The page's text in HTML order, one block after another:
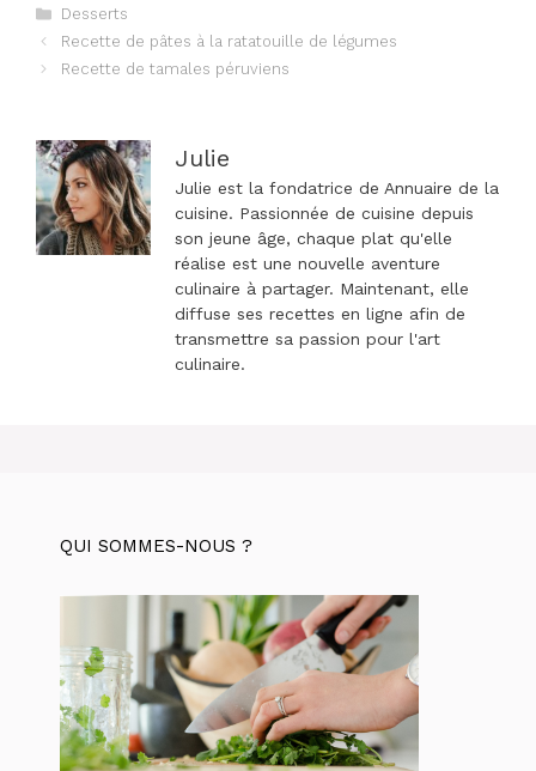
Catégories
Desserts
Navigation
des
Recette de pâtes à la ratatouille de légumes
Recette de tamales péruviens
Julie
Julie est la fondatrice de Annuaire de la
cuisine. Passionnée de cuisine depuis
son jeune âge, chaque plat qu'elle
réalise est une nouvelle aventure
culinaire à partager. Maintenant, elle
diffuse ses recettes en ligne afin de
transmettre sa passion pour l'art
culinaire.
QUI SOMMES-NOUS ?